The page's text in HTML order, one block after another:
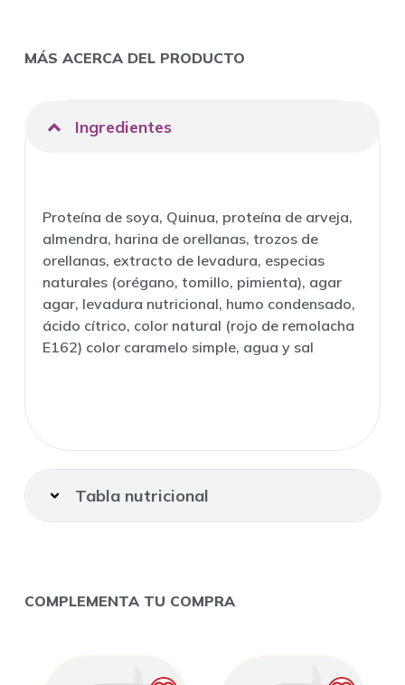
MÁS ACERCA DEL PRODUCTO
Ingredientes
Proteína de soya, Quinua, proteína de arveja,
almendra, harina de orellanas, trozos de
orellanas, extracto de levadura, especias
naturales (orégano, tomillo, pimienta), agar
agar, levadura nutricional, humo condensado,
ácido cítrico, color natural (rojo de remolacha
E162) color caramelo simple, agua y sal
Tabla nutricional
COMPLEMENTA TU COMPRA